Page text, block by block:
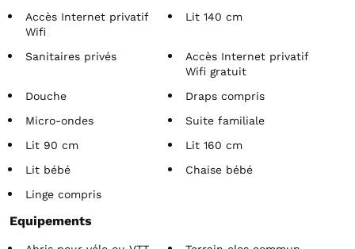
Accès Internet privatif
Wifi
Lit 140 cm
Sanitaires privés
Accès Internet privatif
Wifi gratuit
Douche
Draps compris
Micro-ondes
Suite familiale
Lit 90 cm
Lit 160 cm
Lit bébé
Chaise bébé
Linge compris
Equipements